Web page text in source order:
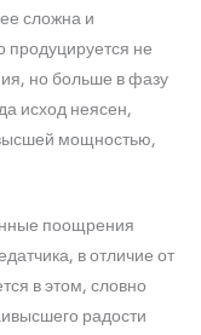
сложна и
продуцируется не
но больше в фазу
исход неясен,
мощностью,
поощрения
в отличие от
в этом, словно
радости